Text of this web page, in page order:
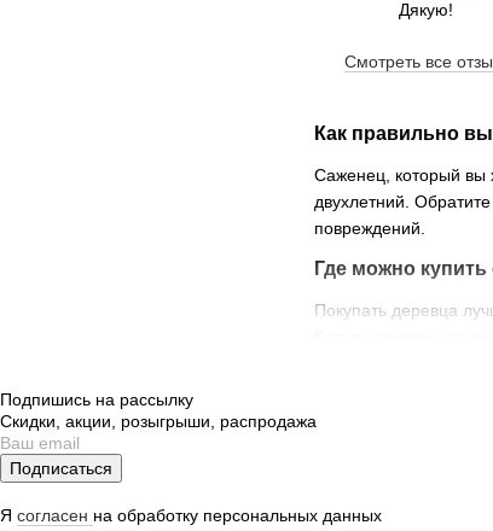
Как правильно
Саженец, который вы
двухлетний.
повреждений.
Где можно
Покупать деревца
Чем подкормить
Дякую!
Смотреть все
Подпишись на рассылку
Скидки, акции, розыгрыши, распродажа
Подписаться
Я согласен на обработку персональных данных